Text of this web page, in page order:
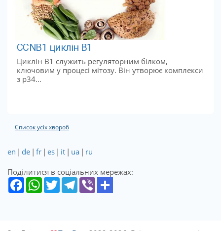
CCNB1 циклін B1
Циклін B1 служить регуляторним білком,
ключовим у процесі мітозу. Він утворює комплекси
з p34...
Список усіх хвороб
en | de | fr | es | it | ua | ru
Поділитися в соціальних мережах: